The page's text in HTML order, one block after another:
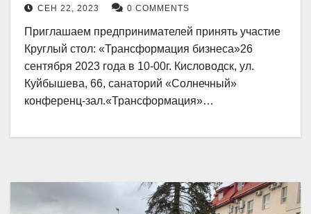
СЕН 22, 2023 0 COMMENTS
Приглашаем предпринимателей принять участие
Круглый стол: «Трансформация бизнеса»26
сентября 2023 года в 10-00г. Кисловодск, ул.
Куйбышева, 66, санаторий «Солнечный»
конференц-зал.«Трансформация»…